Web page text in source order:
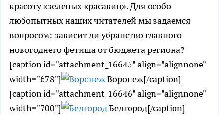
красоту «зеленых красавиц». Для особо
любопытных наших читателей мы задаемся
вопросом: зависит ли убранство главного
новогоднего фетиша от бюджета региона?
[caption id="attachment_16645" align="alignnone"
width="678"]
Воронеж[/caption]
[caption id="attachment_16646" align="alignnone"
width="700"]
Белгород[/caption]